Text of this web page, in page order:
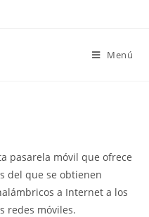
Menú
pasarela móvil que ofrece
del que se obtienen
a Internet a los
redes móviles.